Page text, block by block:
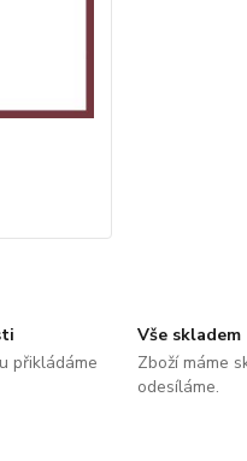
přikládáme
Vše skladem
Zboží máme
odesíláme.